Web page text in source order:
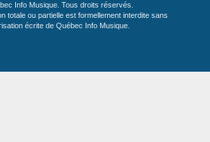
Info Musique. Tous droits réservés.
totale ou partielle est formellement interdite sans
écrite de Québec Info Musique.